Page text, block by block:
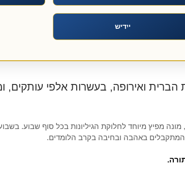
ייִדיש
הברית ואירופה, בעשרות אלפי עותקים,
מפיץ מיוחד לחלוקת הגיליונות בכל סוף שבוע.
המתקבלים באהבה ובחיבה בקרב הלומדים.